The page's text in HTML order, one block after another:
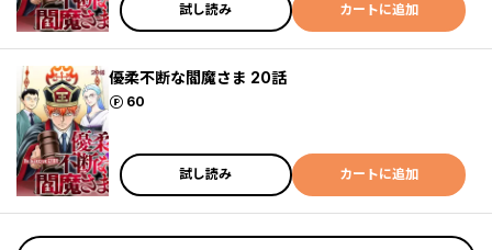
試し読み カートに追加
優柔不断な閻魔さま 20話
60
ポイント
試し読み カートに追加